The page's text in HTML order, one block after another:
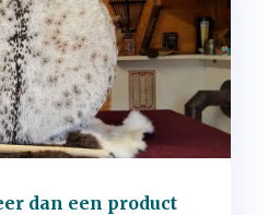
dan een product